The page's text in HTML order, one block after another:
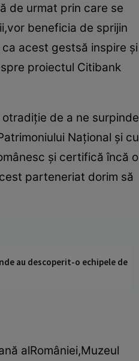
de urmat prin care se
beneficia de sprijin
acest gestsă inspire şi
proiectul Citibank
de a ne surpinde
Naţional şi cu
şi certifică încă o
parteneriat dorim să
au descoperit-o echipele de
alRomâniei,Muzeul